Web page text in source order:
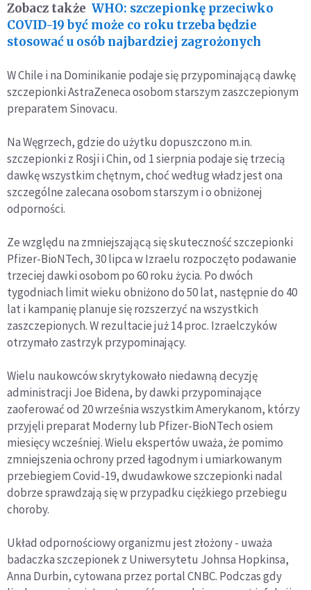
Zobacz także WHO: szczepionkę przeciwko
COVID-19 być może co roku trzeba będzie
stosować u osób najbardziej zagrożonych
W Chile i na Dominikanie podaje się przypominającą dawkę
szczepionki AstraZeneca osobom starszym zaszczepionym
preparatem Sinovacu.
Na Węgrzech, gdzie do użytku dopuszczono m.in.
szczepionki z Rosji i Chin, od 1 sierpnia podaje się trzecią
dawkę wszystkim chętnym, choć według władz jest ona
szczególne zalecana osobom starszym i o obniżonej
odporności.
Ze względu na zmniejszającą się skuteczność szczepionki
Pfizer-BioNTech, 30 lipca w Izraelu rozpoczęto podawanie
trzeciej dawki osobom po 60 roku życia. Po dwóch
tygodniach limit wieku obniżono do 50 lat, następnie do 40
lat i kampanię planuje się rozszerzyć na wszystkich
zaszczepionych. W rezultacie już 14 proc. Izraelczyków
otrzymało zastrzyk przypominający.
Wielu naukowców skrytykowało niedawną decyzję
administracji Joe Bidena, by dawki przypominające
zaoferować od 20 września wszystkim Amerykanom, którzy
przyjęli preparat Moderny lub Pfizer-BioNTech osiem
miesięcy wcześniej. Wielu ekspertów uważa, że pomimo
zmniejszenia ochrony przed łagodnym i umiarkowanym
przebiegiem Covid-19, dwudawkowe szczepionki nadal
dobrze sprawdzają się w przypadku ciężkiego przebiegu
choroby.
Układ odpornościowy organizmu jest złożony - uważa
badaczka szczepionek z Uniwersytetu Johnsa Hopkinsa,
Anna Durbin, cytowana przez portal CNBC. Podczas gdy